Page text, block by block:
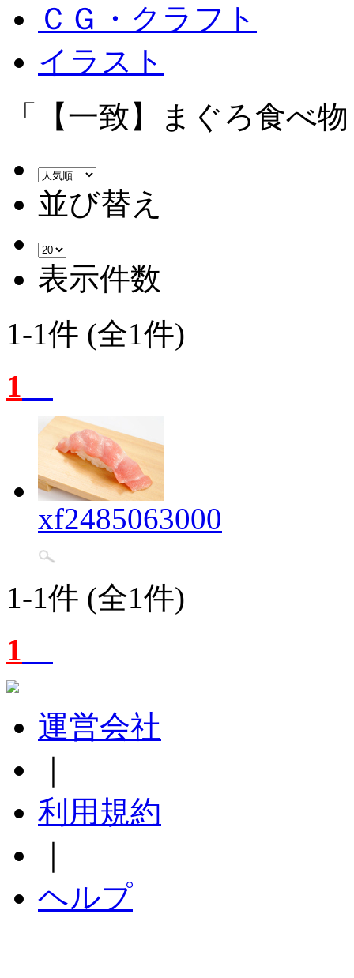
ＣＧ・クラフト
イラスト
「【一致】まぐろ食べ
並び替え
表示件数
1-1件 (全1件)
1
xf2485063000
1-1件 (全1件)
1
運営会社
利用規約
ヘルプ